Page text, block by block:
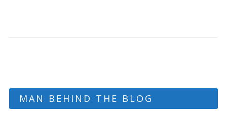
MAN BEHIND THE BLOG